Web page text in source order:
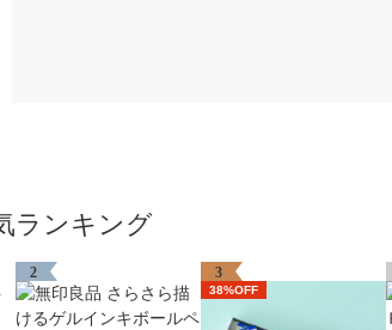
ランキング
2 3
38%OFF